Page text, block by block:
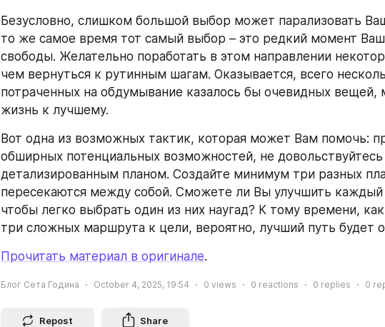
Безусловно, слишком большой выбор может парализовать
то же самое время тот самый выбор – это редкий момент
свободы. Желательно поработать в этом направлении
чем вернуться к рутинным шагам. Оказывается, всего
потраченных на обдумывание казалось бы очевидных вещей,
жизнь к лучшему.
Вот одна из возможных тактик, которая может Вам помочь:
обширных потенциальных возможностей, не
детализированным планом. Создайте минимум три разных
пересекаются между собой. Сможете ли Вы улучшить каждый
чтобы легко выбрать один из них наугад? К тому времени,
три сложных маршрута к цели, вероятно, лучший путь будет
Прочитать материал в оригинале.
Блог Сета Година October 4, 2025, 19:54 0 views 0 reactions 0 replies 0
Repost Share